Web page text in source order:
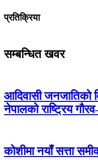
प्रतिक्रिया
सम्बन्धित खवर
आदिवासी जनजातिको
नेपालको राष्ट्रिय
कोशीमा नयाँ सत्ता